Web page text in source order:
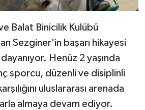
Balat Binicilik Kulübü
Sezginer'in başarı hikayesi
Henüz 2 yaşında
sporcu, düzenli ve disiplinli
uluslararası arenada
almaya devam ediyor.